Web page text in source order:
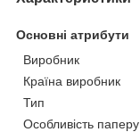
Основні атрибути
Виробник
Країна виробник
Тип
Особливість паперу